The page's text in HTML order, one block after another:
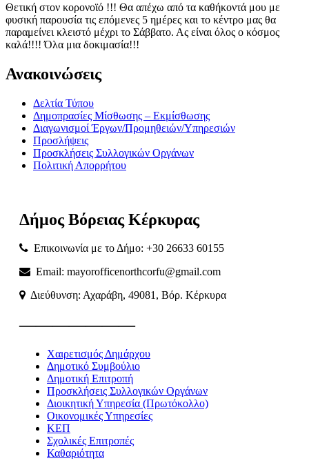
Θετική στον κορονοϊό !!! Θα απέχω από τα καθήκοντά μου με
φυσική παρουσία τις επόμενες 5 ημέρες και το κέντρο μας θα
παραμείνει κλειστό μέχρι το Σάββατο. Ας είναι όλος ο κόσμος
καλά!!!! Όλα μια δοκιμασία!!!
Ανακοινώσεις
Δελτία Τύπου
Δημοπρασίες Μίσθωσης – Εκμίσθωσης
Διαγωνισμοί Έργων/Προμηθειών/Υπηρεσιών
Προσλήψεις
Προσκλήσεις Συλλογικών Οργάνων
Πολιτική Απορρήτου
Δήμος Βόρειας Κέρκυρας
Επικοινωνία με το Δήμο: +30 26633 60155
Email: mayorofficenorthcorfu@gmail.com
Διεύθυνση: Αχαράβη, 49081, Βόρ. Κέρκυρα
———————
Χαιρετισμός Δημάρχου
Δημοτικό Συμβούλιο
Δημοτική Επιτροπή
Προσκλήσεις Συλλογικών Οργάνων
Διοικητική Υπηρεσία (Πρωτόκολλο)
Οικονομικές Υπηρεσίες
ΚΕΠ
Σχολικές Επιτροπές
Καθαριότητα